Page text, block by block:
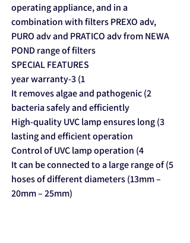
operating appliance, and in a
combination with filters PREXO adv,
PURO adv and PRATICO adv from NEWA
POND range of filters
SPECIAL FEATURES
1) 3-year warranty
2) It removes algae and pathogenic
bacteria safely and efficiently
3) High-quality UVC lamp ensures long
lasting and efficient operation
4) Control of UVC lamp operation
5) It can be connected to a large range of
hoses of different diameters (13mm –
20mm – 25mm)